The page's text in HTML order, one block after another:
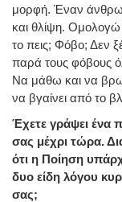
μορφή. Έναν
και θλίψη.
το πεις; Φόβο; Δεν
παρά τους φόβους
Να μάθω και να
να βγαίνει από το
Έχετε γράψει ένα
σας μέχρι τώρα.
ότι η Ποίηση
δυο είδη λόγου
σας;